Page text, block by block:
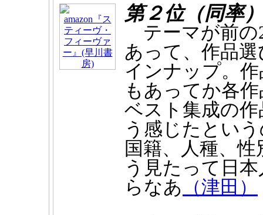
第２位（同率
テーマが前の
あって、作品
インナップ。
もあってか各
ベスト集成の
う感じたとい
国籍、人種、
う見たって日
らなあ
（津田）